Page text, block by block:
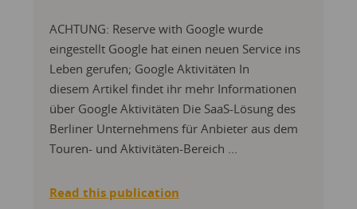
ACHTUNG: Reserve with Google wurde
eingestellt Google hat einen neuen Service ins
Leben gerufen; Google Aktivitäten In
diesem Artikel findet ihr mehr Informationen
über Google Aktivitäten Die SaaS-Lösung des
Berliner Unternehmens für Anbieter aus dem
Touren- und Aktivitäten-Bereich ...
Read this publication